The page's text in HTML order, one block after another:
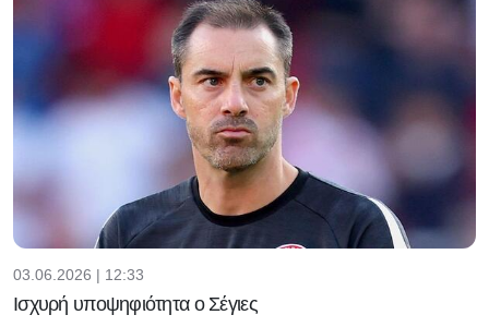
03.06.2026 | 12:33
Ισχυρή υποψηφιότητα ο Σέγιες